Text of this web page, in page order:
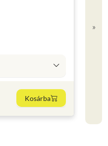
Kosárba
»